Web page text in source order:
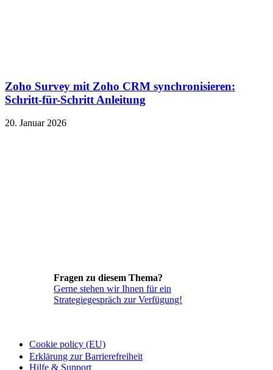
Zoho Survey mit Zoho CRM synchronisieren:
Schritt-für-Schritt Anleitung
20. Januar 2026
Fragen zu diesem Thema?
Gerne stehen wir Ihnen für ein
Strategiegespräch zur Verfügung!
Cookie policy (EU)
Erklärung zur Barrierefreiheit
Hilfe & Support